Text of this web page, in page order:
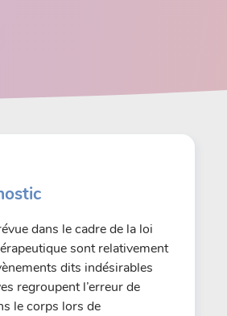
dans le cadre de la loi
sont relativement
dits indésirables
regroupent l’erreur de
le corps lors de